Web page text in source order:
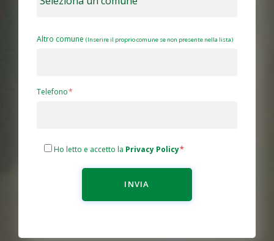
Altro comune (Inserire il proprio comune se non presente nella lista)
Telefono
Ho letto e accetto la Privacy Policy